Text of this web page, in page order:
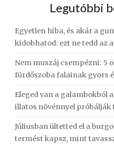
Legutóbbi
Egyetlen hiba, és akár a
kidobhatod: ezt ne tedd az
Nem muszáj csempézni: 5
fürdőszoba falainak gyors
Eleged van a galambokból
illatos növénnyel próbálják
Júliusban ültetted el a
termést kapsz, mint